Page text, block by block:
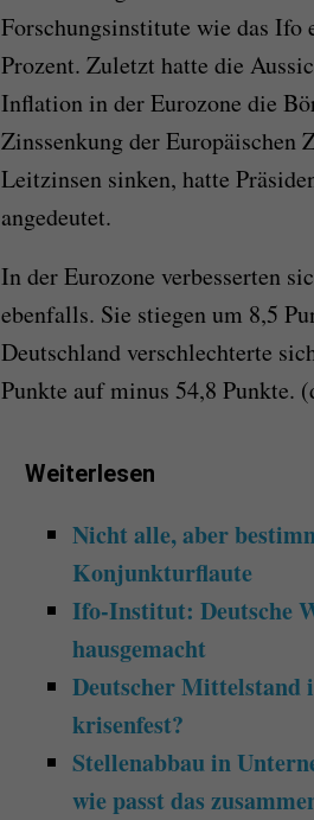
Forschungsinstitute wie das
Prozent. Zuletzt hatte die
Inflation in der Eurozone die
Zinssenkung der Europäischen
Leitzinsen sinken, hatte
angedeutet.
In der Eurozone verbesserten
ebenfalls. Sie stiegen um 8,5
Deutschland verschlechterte
Punkte auf minus 54,8 Punkte.
Weiterlesen
Nicht alle, aber
Konjunkturflaute
Ifo-Institut: Deutsche
hausgemacht
Deutscher Mittelstand
krisenfest?
Stellenabbau in
wie passt das